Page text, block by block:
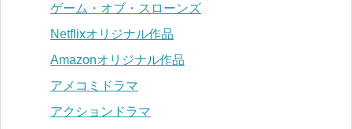
ゲーム・オブ・スローンズ
Netflixオリジナル作品
Amazonオリジナル作品
アメコミドラマ
アクションドラマ